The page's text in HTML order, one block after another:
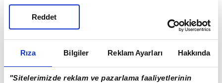
Rıza Bilgiler Reklam Ayarları Hakkında
"Sitelerimizde reklam ve pazarlama faaliyetlerinin
Reddet
göstermişti. Şirketin piyasa değeri kısa
sürede Amazon'u ve kısa süreli olarak
Microsoft'u geride bıraktı. SpaceX'in
gösterdiği performans Musk'ın parasına
para kattı.